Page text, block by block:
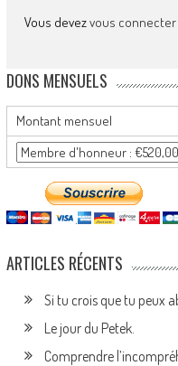
Vous devezvous connecter
DONS MENSUELS
Montant mensuel
ARTICLES RÉCENTS
Si tu crois que tu peux
Le jour du Petek.
Comprendre